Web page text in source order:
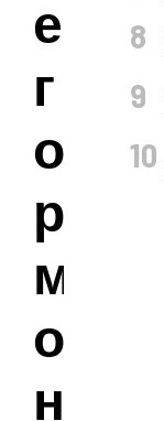
е
г
о
р
м
о
н